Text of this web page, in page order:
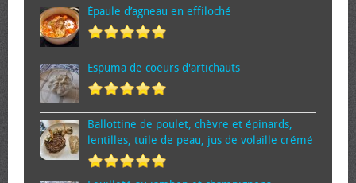
Épaule d’agneau en effiloché
Espuma de cœurs d'artichauts
Ballottine de poulet, chèvre et épinards,
lentilles, tuile de peau, jus de volaille crémé